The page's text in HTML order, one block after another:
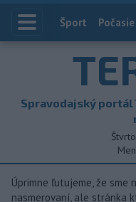
Index
Šport Počasie
Spravodajský
Úprimne ľutujeme, že sme
nasmerovaní, ale stránka